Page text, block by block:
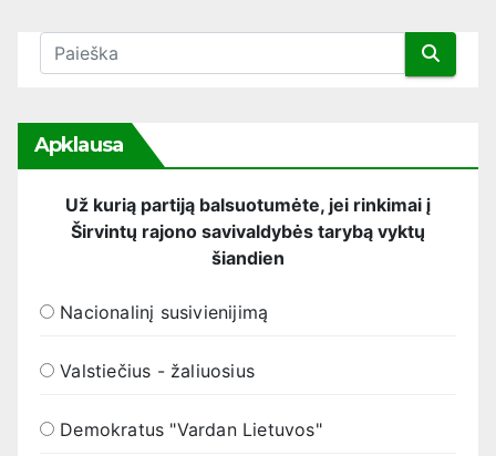
Apklausa
Už kurią partiją balsuotumėte, jei rinkimai į
Širvintų rajono savivaldybės tarybą vyktų
šiandien
Nacionalinį susivienijimą
Valstiečius - žaliuosius
Demokratus "Vardan Lietuvos"